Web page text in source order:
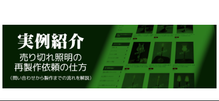
並び順:
絞り込む